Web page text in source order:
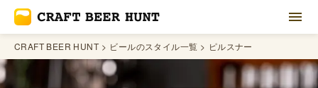
CRAFT BEER HUNT ビールのスタイル一覧 ピルスナー